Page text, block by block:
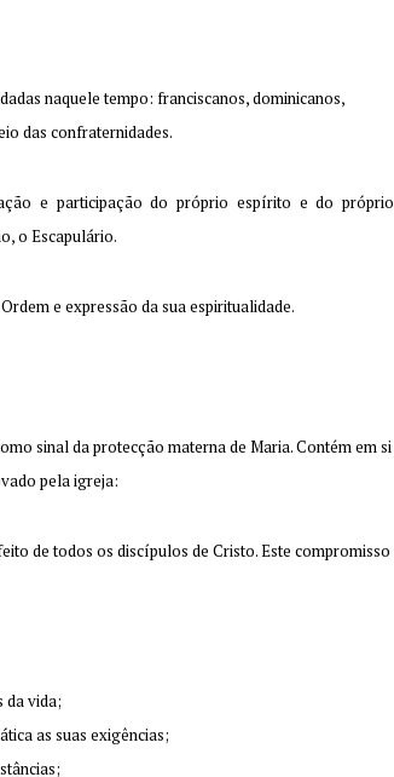
naquele tempo: franciscanos, dominicanos,
das confraternidades.
e participação do próprio espírito e do próprio
o Escapulário.
e expressão da sua espiritualidade.
sinal da protecção materna de Maria. Contém em si
pela igreja:
de todos os discípulos de Cristo. Este compromisso
da vida;
as suas exigências;